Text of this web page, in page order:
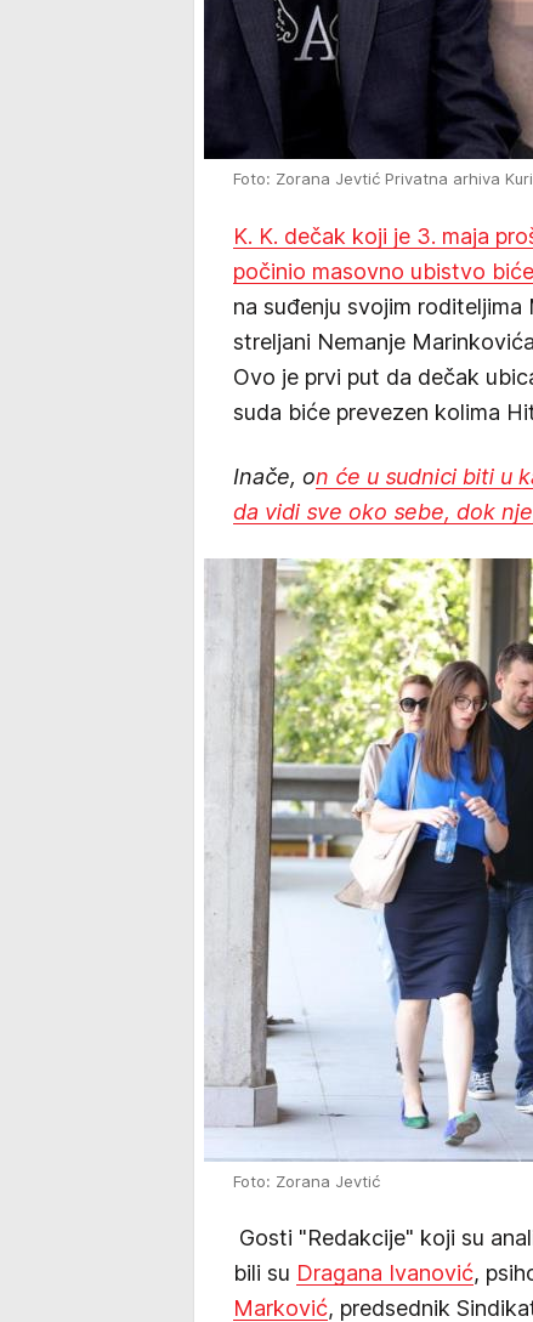
Foto: Zorana Jevtić Privatna arhiva
K. K. dečak koji je 3. maja
počinio masovno ubistvo
na suđenju svojim
streljani Nemanje
Ovo je prvi put da dečak
suda biće prevezen kolima
Inače, on će u sudnici biti u
da vidi sve oko sebe, dok
Foto: Zorana Jevtić
Gosti "Redakcije" koji su
bili su Dragana Ivanović,
Marković, predsednik